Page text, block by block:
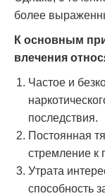
более
К основным
влечения
Частое и
последствия.
Постоянная
стремление к
Утрата
способность